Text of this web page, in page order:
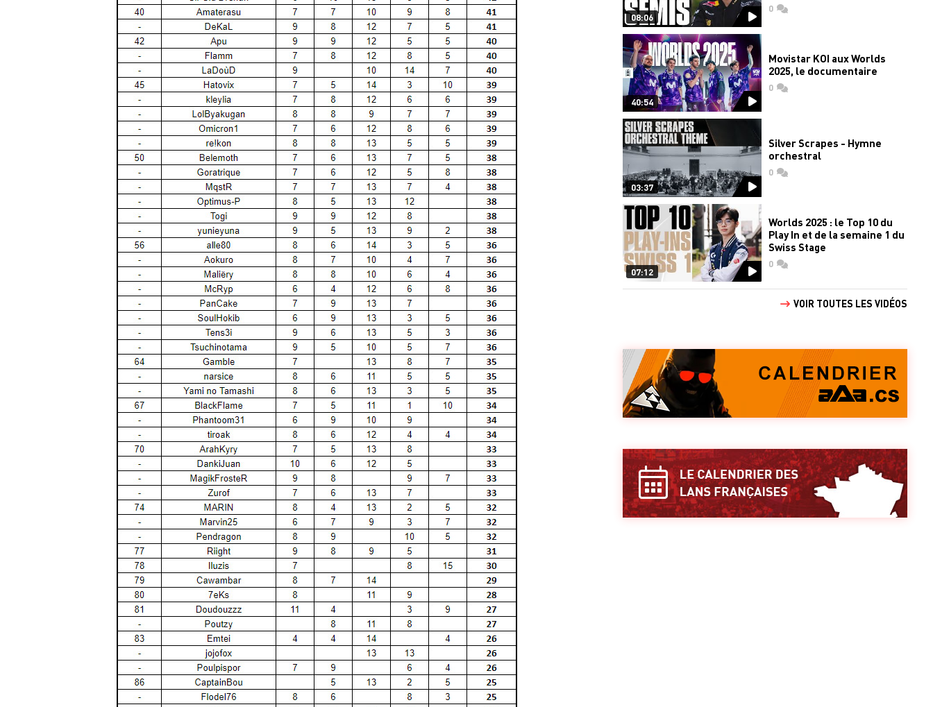
08:06
0commentaires
40:54
Movistar KOI aux Worlds
2025, le documentaire
0commentaires
03:37
Silver Scrapes - Hymne
orchestral
0commentaires
07:12
Worlds 2025 : le Top 10 du
Play In et de la semaine 1 du
Swiss Stage
0commentaires
VOIR TOUTES LES VIDÉOS